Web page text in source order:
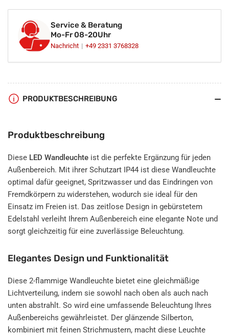
flammig
IP44
GU10
flammig
IP44
GU10
Service & Beratung
Mo-Fr 08-20Uhr
Nachricht +49 2331 3768328
PRODUKTBESCHREIBUNG
Produktbeschreibung
Diese LED Wandleuchte ist die perfekte Ergänzung für jeden
Außenbereich. Mit ihrer Schutzart IP44 ist diese Wandleuchte
optimal dafür geeignet, Spritzwasser und das Eindringen von
Fremdkörpern zu widerstehen, wodurch sie ideal für den
Einsatz im Freien ist. Das zeitlose Design in gebürstetem
Edelstahl verleiht Ihrem Außenbereich eine elegante Note und
sorgt gleichzeitig für eine zuverlässige Beleuchtung.
Elegantes Design und Funktionalität
Diese 2-flammige Wandleuchte bietet eine gleichmäßige
Lichtverteilung, indem sie sowohl nach oben als auch nach
unten abstrahlt. So wird eine umfassende Beleuchtung Ihres
Außenbereichs gewährleistet. Der glänzende Silberton,
kombiniert mit feinen Strichmustern, macht diese Leuchte